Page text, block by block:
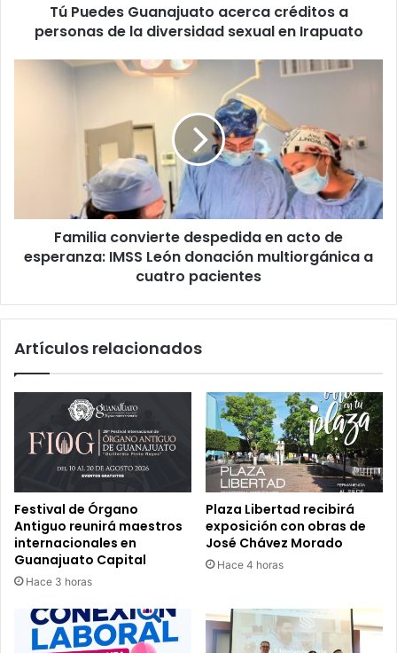
diversidad
sexual
Tú Puedes Guanajuato acerca créditos a
personas de la diversidad sexual en Irapuato
León
donación
multiorgánica
pacientes
Familia convierte despedida en acto de
esperanza: IMSS León donación multiorgánica a
cuatro pacientes
Artículos relacionados
Festival de Órgano
Antiguo reunirá maestros
internacionales en
Guanajuato Capital
Hace 3 horas
Plaza Libertad recibirá
exposición con obras de
José Chávez Morado
Hace 4 horas